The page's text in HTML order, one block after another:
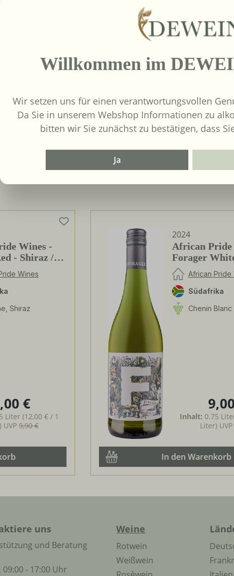
VDP - Mitglied: Verschluss :
Alkoholfrei:
Nein Nein
Wines -
- Shiraz /
Wines
Shiraz
Preis:
€
Liter (12,00 € / 1
UVP 9,90 €
2024
African Pride
Forager
Blanc /African Pride
Südafrika
Chenin Blanc
Inhalt: 0.75
Liter) UVP
In den Warenkorb
uns
und Beratung
09:00 - 17:00 Uhr
Weine
Rotwein
Weißwein
Willkommen im
Wir setzen uns für einen verantwortungsvollen
Da Sie in unserem Webshop Informationen zu
bitten wir Sie zunächst zu bestätigen, dass
Ja